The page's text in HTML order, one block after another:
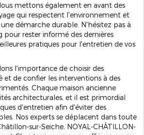
mettons également en avant des
qui respectent l'environnement et
démarche durable. N'hésitez pas à
rester informé des dernières
pratiques pour l'entretien de vos
l'importance de choisir des
et de confier les interventions à des
Chaque maison ancienne
architecturales, et il est primordial
d'entretien afin d'éviter des
Nos experts se déplacent dans toute
sur-Seiche, NOYAL-CHÂTILLON-